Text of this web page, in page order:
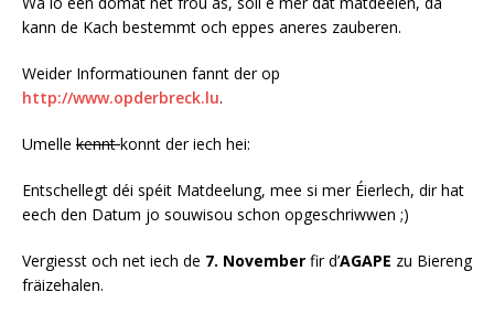
kann de Kach bestemmt och eppes aneres zauberen.
Weider Informatiounen fannt der op
http://www.opderbreck.lu.
Umelle kenntkonnt der iech hei:
Entschellegt déi spéit Matdeelung, mee si mer Éierlech, dir hat
eech den Datum jo souwisou schon opgeschriwwen ;)
Vergiesst och net iech de 7. November fir d’AGAPE zu Biereng
fräizehalen.